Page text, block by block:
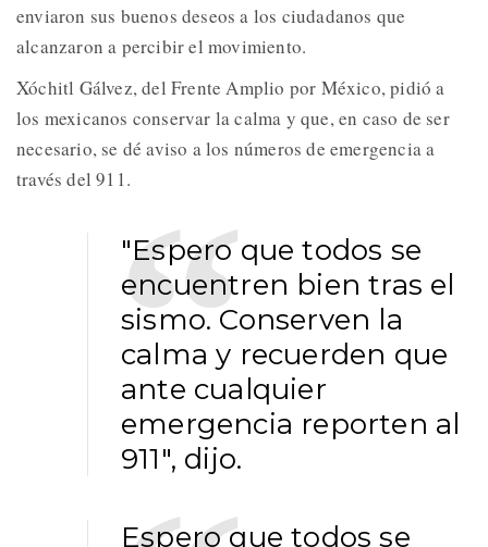
enviaron sus buenos deseos a los ciudadanos que
alcanzaron a percibir el movimiento.
Xóchitl Gálvez, del Frente Amplio por México, pidió a
los mexicanos conservar la calma y que, en caso de ser
necesario, se dé aviso a los números de emergencia a
través del 911.
"Espero que todos se
encuentren bien tras el
sismo. Conserven la
calma y recuerden que
ante cualquier
emergencia reporten al
911", dijo.
Espero que todos se